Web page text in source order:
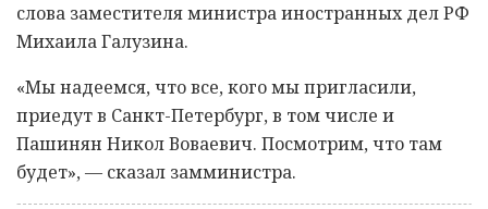
слова заместителя министра иностранных дел РФ
Михаила Галузина.
«Мы надеемся, что все, кого мы пригласили,
приедут в Санкт-Петербург, в том числе и
Пашинян Никол Воваевич. Посмотрим, что там
будет», — сказал замминистра.